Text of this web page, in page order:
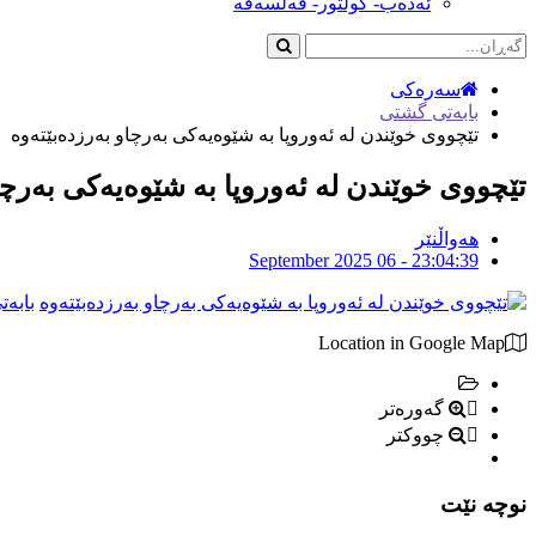
سەرەکی
بابەتی گشتی
تێچووی خوێندن لە ئەوروپا بە شێوەیەكی بەرچاو بەرزدەبێتەوە
تێچووی خوێندن لە ئەوروپا بە شێوەیەكی
هەواڵنێر
September 2025 06 - 23:04:39
Location in Google Map
گەورەتر
چووکتر
نوچە نێت